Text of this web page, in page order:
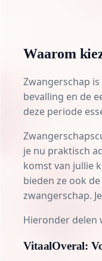
Waarom
Zwangerschap
bevalling en de
deze periode
je nu praktisch
komst van jullie
bieden ze ook
zwangerschap.
Hieronder delen
VitaalOveral: